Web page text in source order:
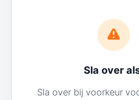
Sla over
Sla over bij voorkeur